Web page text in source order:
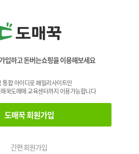
입하고 돈버는쇼핑을 이용해보세요
통합 아이디로 패밀리사이트인
꾹도매매 교육센터까지 이용가능합니다
도매꾹 회원가입
간편 회원가입